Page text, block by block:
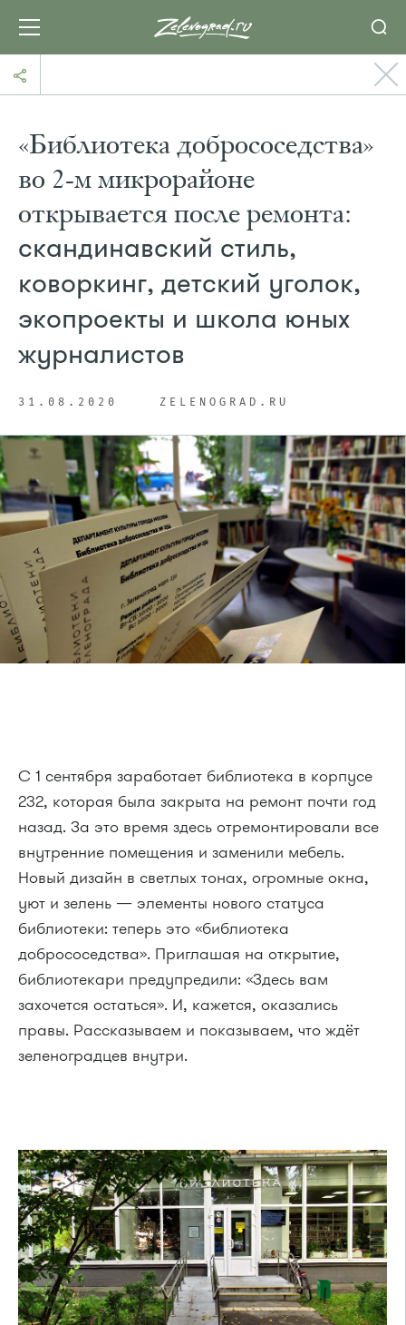
«Библиотека добрососедства»
во 2-м микрорайоне
открывается после ремонта:
скандинавский стиль,
коворкинг, детский уголок,
экопроекты и школа юных
журналистов
31.08.2020 ZELENOGRAD.RU
С 1 сентября заработает библиотека в корпусе
232, которая была закрыта на ремонт почти год
назад. За это время здесь отремонтировали все
внутренние помещения и заменили мебель.
Новый дизайн в светлых тонах, огромные окна,
уют и зелень — элементы нового статуса
библиотеки: теперь это «библиотека
добрососедства». Приглашая на открытие,
библиотекари предупредили: «Здесь вам
захочется остаться». И, кажется, оказались
правы. Рассказываем и показываем, что ждёт
зеленоградцев внутри.